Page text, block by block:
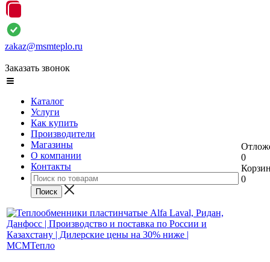
zakaz@msmteplo.ru
Заказать звонок
Каталог
Услуги
Как купить
Производители
Магазины
О компании
Контакты
0
0